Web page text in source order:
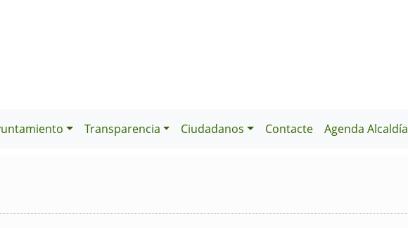
Transparencia Ciudadanos Contacte Agenda Alcaldía